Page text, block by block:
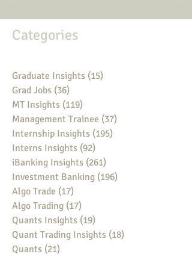
Categories
Graduate Insights (15)
Grad Jobs (36)
MT Insights (119)
Management Trainee (37)
Internship Insights (195)
Interns Insights (92)
iBanking Insights (261)
Investment Banking (196)
Algo Trade (17)
Algo Trading (17)
Quants Insights (19)
Quant Trading Insights (18)
Quants (21)